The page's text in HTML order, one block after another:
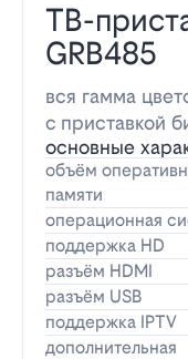
ТВ-
GRB485
вся гамма
с приставкой
основные
объём
памяти
операционная
поддержка HD
разъём HDMI
разъём USB
поддержка IPTV
дополнительная